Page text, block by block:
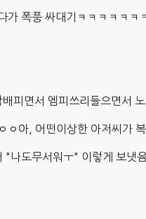
가 폭풍 싸대기ㅋㅋㅋㅋㅋㅋ
피면서 엠피쓰리들으면서 노
ㅇ아, 어떤이상한 아저씨가
"나도무서워ㅜ" 이렇게 보냇